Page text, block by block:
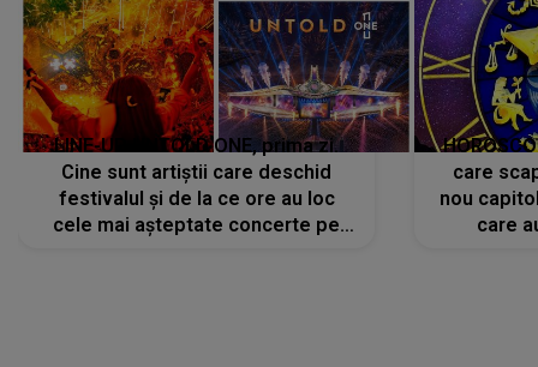
LINE-UP UNTOLD ONE, prima zi.
Cine sunt artiștii care deschid
festivalul și de la ce ore au loc
cele mai așteptate concerte pe
care
nou
care